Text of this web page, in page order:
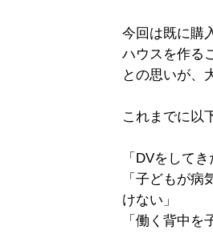
今回は既に購
ハウスを作る
との思いが、
これまでに以
「DVをして
「子どもが
けない」
「働く背中